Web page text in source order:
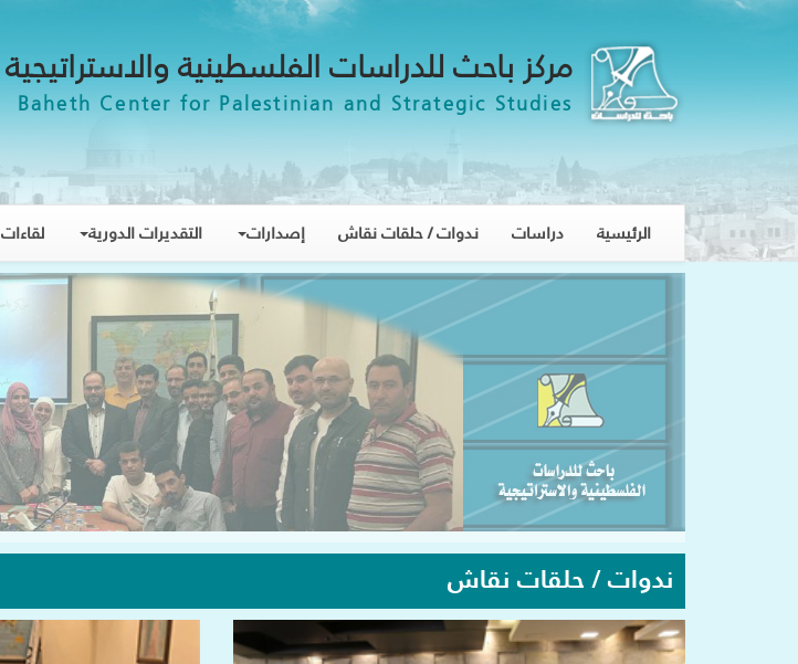
مركز باحث للدراسات الفلسطينية والاستراتيجية
Baheth Center for Palestinian and Strategic Studies
الرئيسية دراسات ندوات / حلقات نقاش إصدارات التقديرات الدورية لقاءات
ندوات / حلقات نقاش